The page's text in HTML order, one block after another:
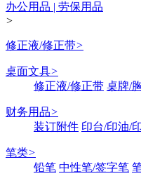
办公用品 | 劳保用品
>
修正液/修正带>
桌面文具>
修正液/修正带 桌牌/
财务用品>
装订附件 印台/印油/
笔类>
铅笔 中性笔/签字笔